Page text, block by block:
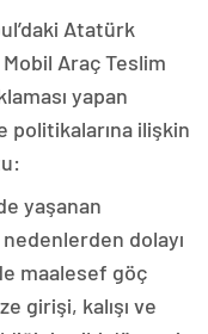
Atatürk
Araç Teslim
yapan
politikalarına ilişkin
yaşanan
dolayı
maalesef göç
girişi, kalışı ve